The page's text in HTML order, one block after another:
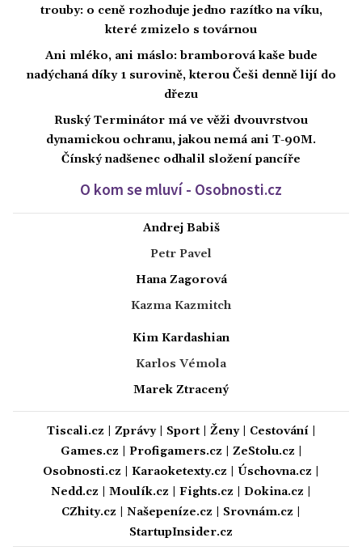
trouby: o ceně rozhoduje jedno razítko na víku,
které zmizelo s továrnou
Ani mléko, ani máslo: bramborová kaše bude
nadýchaná díky 1 surovině, kterou Češi denně lijí do
dřezu
Ruský Terminátor má ve věži dvouvrstvou
dynamickou ochranu, jakou nemá ani T-90M.
Čínský nadšenec odhalil složení pancíře
O kom se mluví - Osobnosti.cz
Andrej Babiš
Petr Pavel
Hana Zagorová
Kazma Kazmitch
Kim Kardashian
Karlos Vémola
Marek Ztracený
Tiscali.cz Zprávy| Sport| Ženy| Cestování|
Games.cz
Profigamers.cz ZeStolu.cz
Osobnosti.cz
Karaoketexty.cz Úschovna.cz
Nedd.cz
Moulík.cz Fights.cz Dokina.cz
CZhity.cz
Našepeníze.cz Srovnám.cz
StartupInsider.cz